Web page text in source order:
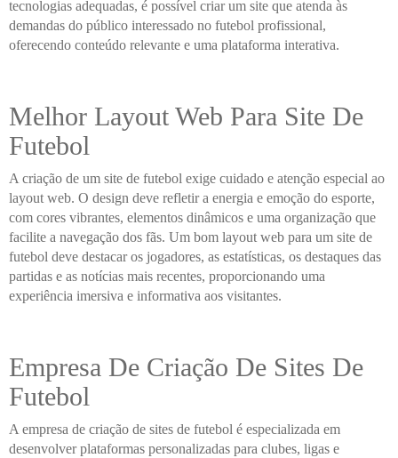
tecnologias adequadas, é possível criar um site que atenda às
demandas do público interessado no futebol profissional,
oferecendo conteúdo relevante e uma plataforma interativa.
Melhor Layout Web Para Site De
Futebol
A criação de um site de futebol exige cuidado e atenção especial ao
layout web. O design deve refletir a energia e emoção do esporte,
com cores vibrantes, elementos dinâmicos e uma organização que
facilite a navegação dos fãs. Um bom layout web para um site de
futebol deve destacar os jogadores, as estatísticas, os destaques das
partidas e as notícias mais recentes, proporcionando uma
experiência imersiva e informativa aos visitantes.
Empresa De Criação De Sites De
Futebol
A empresa de criação de sites de futebol é especializada em
desenvolver plataformas personalizadas para clubes, ligas e